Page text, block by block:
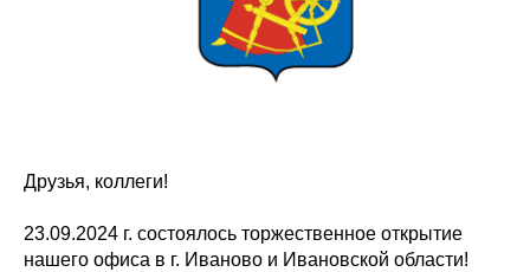
Друзья, коллеги!
23.09.2024 г. состоялось торжественное открытие
нашего офиса в г. Иваново и Ивановской области!